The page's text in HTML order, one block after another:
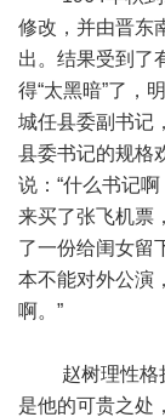
修改，并由晋东
出。结果受到了
得“太黑暗”了，
城任县委副书记
县委书记的规格
说：“什么书记
来买了张飞机票
了一份给闺女留
本不能对外公演
啊。”
赵树理性格执
是他的可贵之处